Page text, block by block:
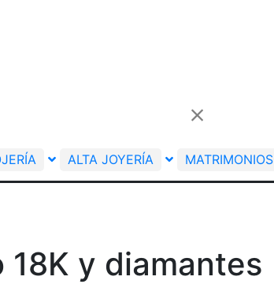
ALTA JOYERÍA MATRIMONIOS
y diamantes